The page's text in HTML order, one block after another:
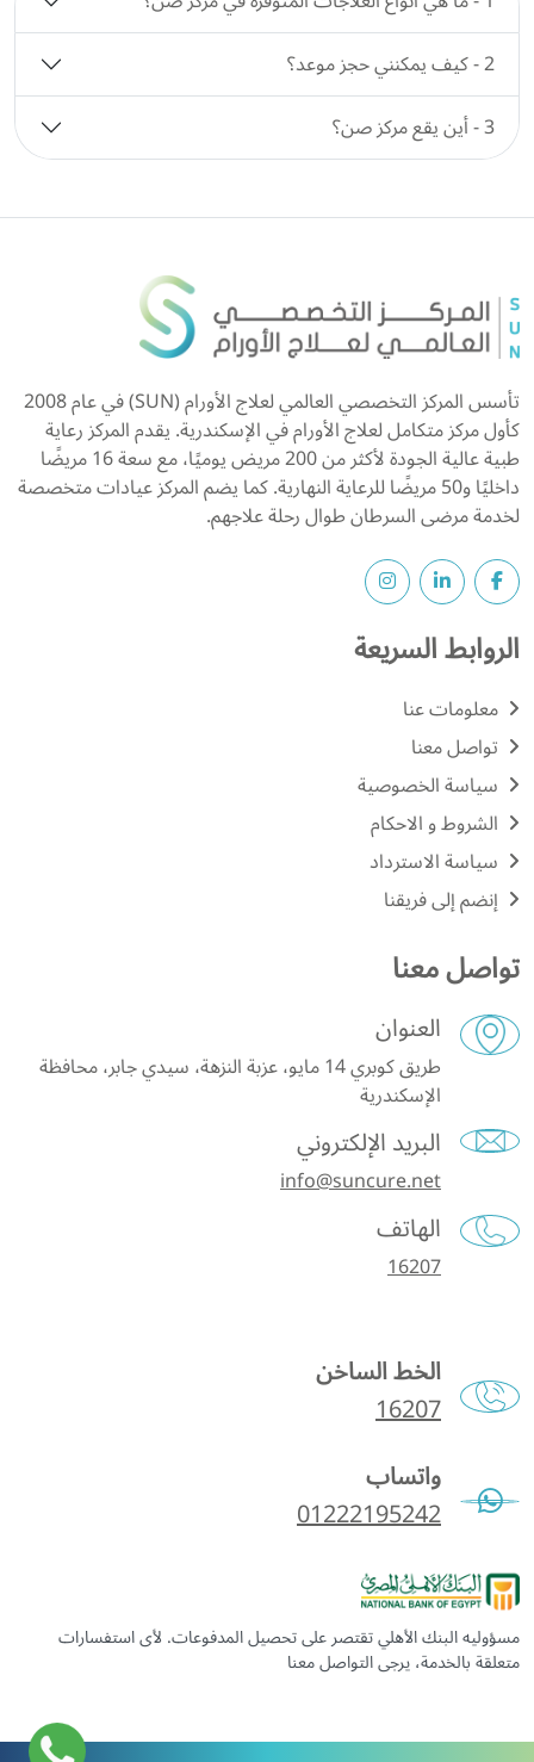
2 - كيف يمكنني حجز موعد؟
3 - أين يقع مركز صن؟
تأسس المركز التخصصي العالمي لعلاج الأورام (SUN) في عام 2008
كأول مركز متكامل لعلاج الأورام في الإسكندرية. يقدم المركز رعاية
طبية عالية الجودة لأكثر من 200 مريض يوميًا، مع سعة 16 مريضًا
داخليًا و50 مريضًا للرعاية النهارية. كما يضم المركز عيادات متخصصة
لخدمة مرضى السرطان طوال رحلة علاجهم.
الروابط السريعة
معلومات عنا
تواصل معنا
سياسة الخصوصية
الشروط و الاحكام
سياسة الاسترداد
إنضم إلى فريقنا
تواصل معنا
العنوان
طريق كوبري 14 مايو، عزبة النزهة، سيدي جابر، محافظة
الإسكندرية
البريد الإلكتروني
info@suncure.net
الهاتف
16207
الخط الساخن
16207
واتساب
01222195242
مسؤوليه البنك الأهلي تقتصر على تحصيل المدفوعات. لأى استفسارات
متعلقة بالخدمة، يرجى التواصل معنا